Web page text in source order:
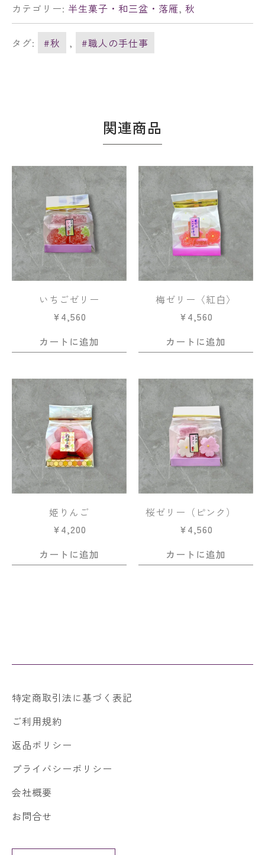
カテゴリー: 半生菓子・和三盆・落雁, 秋
タグ: #秋 , #職人の手仕事
関連商品
いちごゼリー
¥4,560
カートに追加
梅ゼリー〈紅白〉
¥4,560
カートに追加
姫りんご
¥4,200
カートに追加
桜ゼリー（ピンク）
¥4,560
カートに追加
特定商取引法に基づく表記
ご利用規約
返品ポリシー
プライバシーポリシー
会社概要
お問合せ